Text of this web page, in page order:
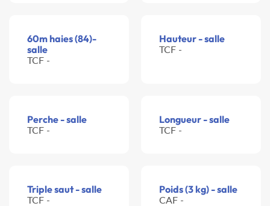
60m haies (84)-
salle
TCF -
Hauteur - salle
TCF -
Perche - salle
TCF -
Longueur - salle
TCF -
Triple saut - salle
TCF -
Poids (3 kg) - salle
CAF -